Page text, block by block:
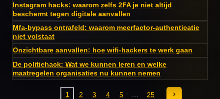
Instagram hacks: waarom zelfs 2FA je niet altijd
beschermt tegen digitale aanvallen
Mfa-bypass ontrafeld: waarom meerfactor-authenticatie
niet volstaat
Onzichtbare aanvallen: hoe wifi-hackers te werk gaan
De politiehack: Wat we kunnen leren en welke
maatregelen organisaties nu kunnen nemen
1 2 3 4 5 25